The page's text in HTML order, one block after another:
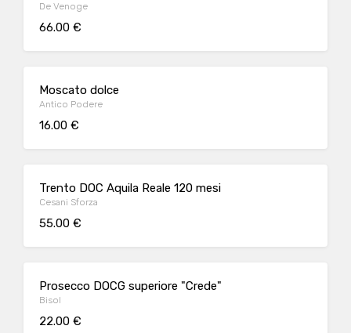
De Venoge
66.00 €
Moscato dolce
Antico Podere
16.00 €
Trento DOC Aquila Reale 120 mesi
Cesani Sforza
55.00 €
Prosecco DOCG superiore "Crede"
Bisol
22.00 €